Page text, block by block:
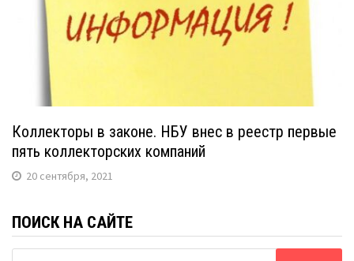
Коллекторы в законе. НБУ внес в реестр первые
пять коллекторских компаний
20 сентября, 2021
ПОИСК НА САЙТЕ